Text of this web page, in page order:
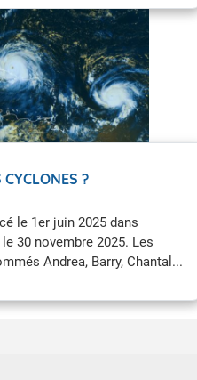
de vents dont la
c'est-à-dire 118 km/h (soit
?
le 1er juin 2025 dans
30 novembre 2025. Les
Andrea, Barry, Chantal...
noms sont-ils choisis ? Que